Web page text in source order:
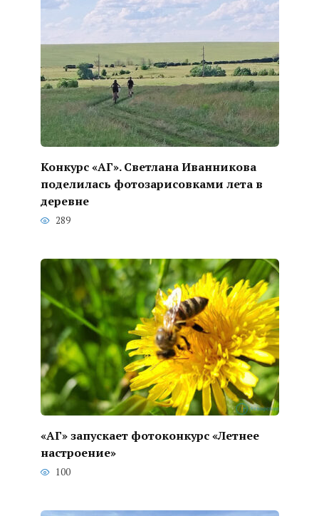
Конкурс «АГ». Светлана Иванникова
поделилась фотозарисовками лета в
деревне
289
«АГ» запускает фотоконкурс «Летнее
настроение»
100